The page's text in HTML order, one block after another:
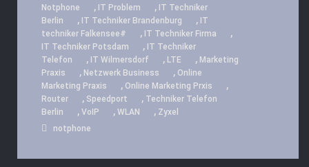
Notphone
, IT Problem , IT Techniker
Berlin
, IT Techniker Brandenburg , IT
techniker Falkensee#
, IT Techniker Firma ,
IT Techniker Potsdam , IT Techniker
Telefon
, IT Wilmersdorf , LTE , Marketing
Praxis
, Netzwerk Business , Online
Marketing Praxis
, Online Marketing Prxis ,
Router , Speedport , Techniker Telefon
Berlin
, VoIP , WLAN , Zyxel
notphone